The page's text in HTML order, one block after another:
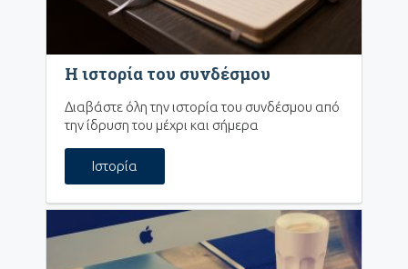
Η ιστορία του συνδέσμου
Διαβάστε όλη την ιστορία του συνδέσμου από
την ίδρυση του μέχρι και σήμερα
Ιστορία